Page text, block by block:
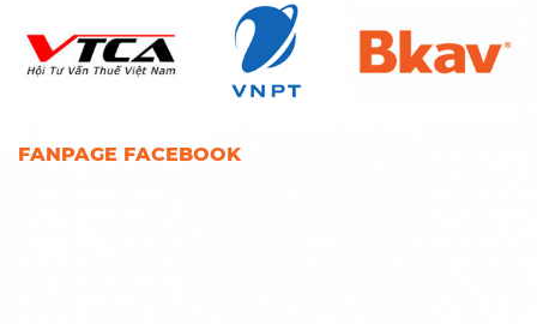
FANPAGE FACEBOOK